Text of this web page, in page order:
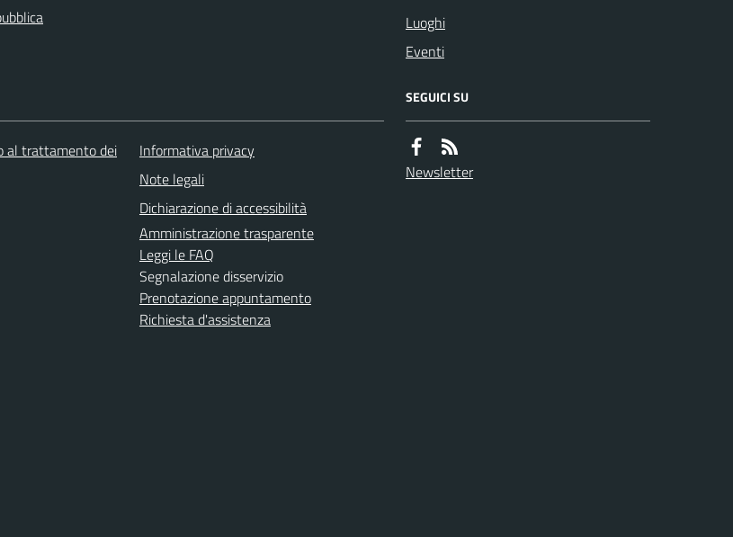
Luoghi
Eventi
al trattamento dei
Informativa privacy
Note legali
Dichiarazione di accessibilità
Amministrazione trasparente
Leggi le FAQ
Segnalazione disservizio
Prenotazione appuntamento
Richiesta d'assistenza
SEGUICI SU
Newsletter